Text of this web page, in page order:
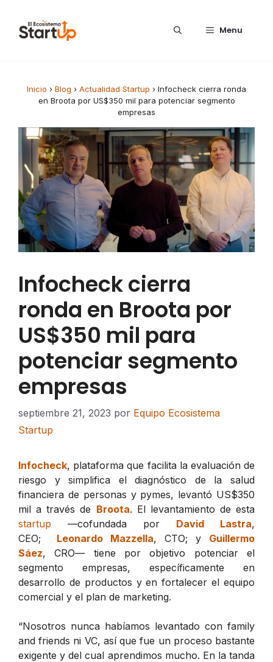
Menu
Inicio › Blog › Actualidad Startup › Infocheck cierra ronda
en Broota por US$350 mil para potenciar segmento
empresas
Infocheck cierra
ronda en Broota por
US$350 mil para
potenciar segmento
empresas
septiembre 21, 2023 por Equipo Ecosistema
Startup
Infocheck, plataforma que facilita la evaluación de
riesgo y simplifica el diagnóstico de la salud
financiera de personas y pymes, levantó US$350
mil a través de Broota. El levantamiento de esta
startup —cofundada por David Lastra,
CEO; Leonardo Mazzella, CTO; y Guillermo
Sáez, CRO— tiene por objetivo potenciar el
segmento empresas, específicamente en
desarrollo de productos y en fortalecer el equipo
comercial y el plan de marketing.
“Nosotros nunca habíamos levantado con family
and friends ni VC, así que fue un proceso bastante
exigente y del cual aprendimos mucho. En la tanda